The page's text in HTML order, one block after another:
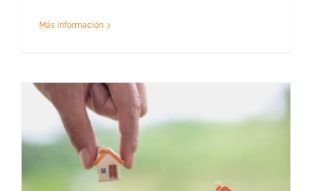
Más información